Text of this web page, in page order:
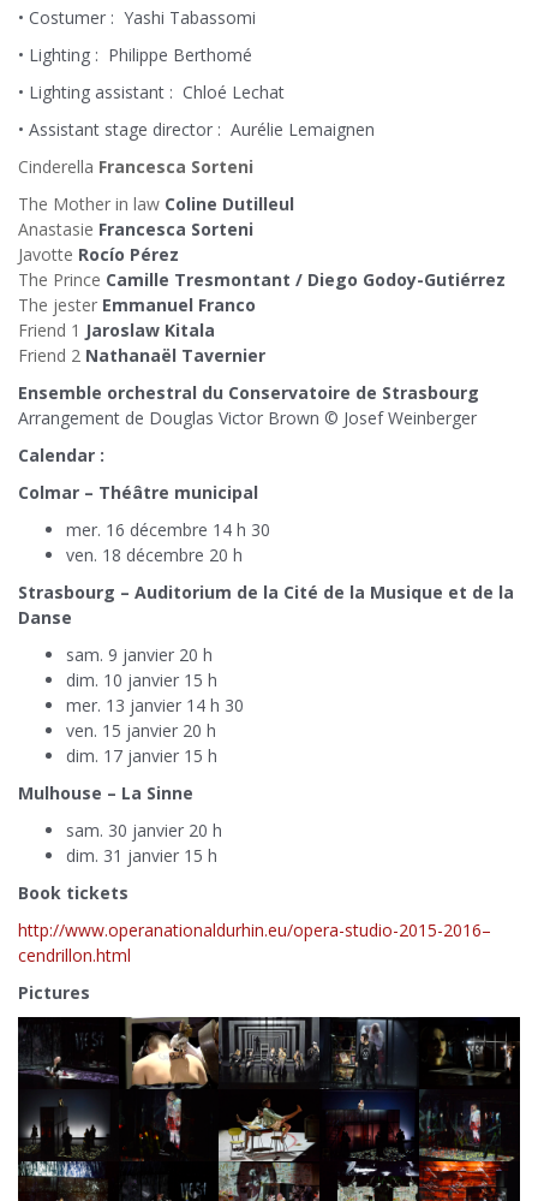
• Costumer : Yashi Tabassomi
• Lighting : Philippe Berthomé
• Lighting assistant : Chloé Lechat
• Assistant stage director : Aurélie Lemaignen
Cinderella Francesca Sorteni
The Mother in law Coline Dutilleul
Anastasie Francesca Sorteni
Javotte Rocío Pérez
The Prince Camille Tresmontant / Diego Godoy-Gutiérrez
The jester Emmanuel Franco
Friend 1 Jaroslaw Kitala
Friend 2 Nathanaël Tavernier
Ensemble orchestral du Conservatoire de Strasbourg
Arrangement de Douglas Victor Brown © Josef Weinberger
Calendar :
Colmar – Théâtre municipal
mer. 16 décembre 14 h 30
ven. 18 décembre 20 h
Strasbourg – Auditorium de la Cité de la Musique et de la
Danse
sam. 9 janvier 20 h
dim. 10 janvier 15 h
mer. 13 janvier 14 h 30
ven. 15 janvier 20 h
dim. 17 janvier 15 h
Mulhouse – La Sinne
sam. 30 janvier 20 h
dim. 31 janvier 15 h
Book tickets
http://www.operanationaldurhin.eu/opera-studio-2015-2016–
cendrillon.html
Pictures